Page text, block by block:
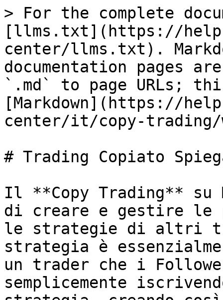
> For the complete
[llms.txt](https://
center/llms.txt).
documentation pages
`.md` to page URLs;
[Markdown](https://
center/it/copy-trading/
# Trading Copiato
Il **Copy Trading** su
di creare e gestire le
le strategie di altri
strategia è
un trader che i
semplicemente